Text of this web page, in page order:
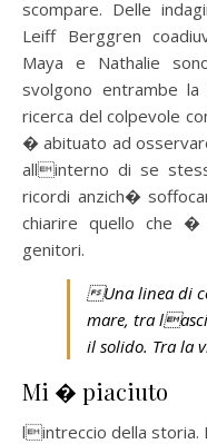
scompare. Delle
Leiff Berggren
Maya e Nathalie
svolgono entrambe
ricerca del colpevole
� abituato ad
allinterno di se
ricordi anzich�
chiarire quello che �
genitori.
Una linea di
mare, tra
il solido. Tra la
Mi � piaciuto
lintreccio della